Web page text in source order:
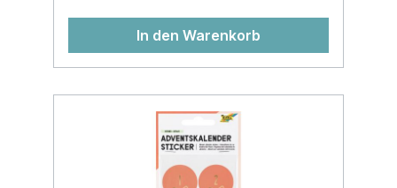
In den Warenkorb